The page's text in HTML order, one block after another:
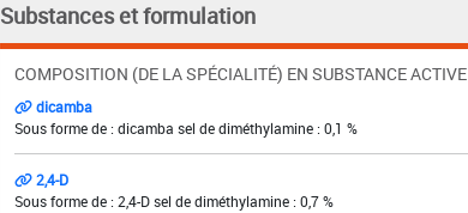
Substances et formulation
COMPOSITION (DE LA SPÉCIALITÉ) EN SUBSTANCE ACTIVE
dicamba
Sous forme de : dicamba sel de diméthylamine : 0,1 %
2,4-D
Sous forme de : 2,4-D sel de diméthylamine : 0,7 %